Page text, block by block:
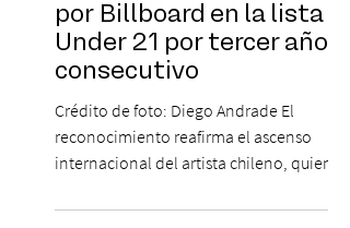
por Billboard en la lista 21
Under 21 por tercer año
consecutivo
Crédito de foto: Diego Andrade El
reconocimiento reafirma el ascenso
internacional del artista chileno, quien
en la escena global. MIAMI, FL (3 de agosto